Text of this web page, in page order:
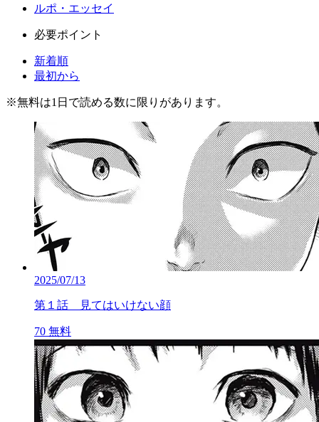
ルポ・エッセイ
必要ポイント
新着順
最初から
※無料は1日で読める数に限りがあります。
2025/07/13
第１話 見てはいけない顔
70 無料